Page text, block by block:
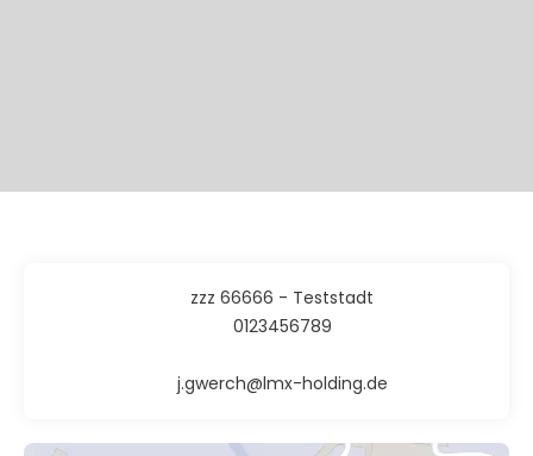
zzz 66666 - Teststadt
0123456789
j.gwerch@lmx-holding.de